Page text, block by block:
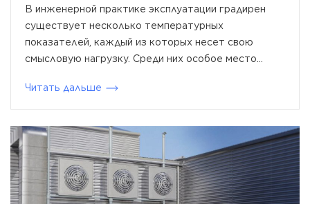
В инженерной практике эксплуатации градирен
существует несколько температурных
показателей, каждый из которых несет свою
смысловую нагрузку. Среди них особое место...
Читать дальше